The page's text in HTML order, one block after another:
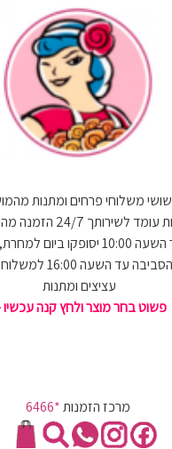
שושי משלוחי פרחים ומתנות
אתר ההזמנות עומד
הזמנות לאחר השעה 10:00
מודיעין וישובי
עציצים ומתנות
פשוט בחר מוצר ולחץ קנה עכשיו
מרכז הזמנות*6466